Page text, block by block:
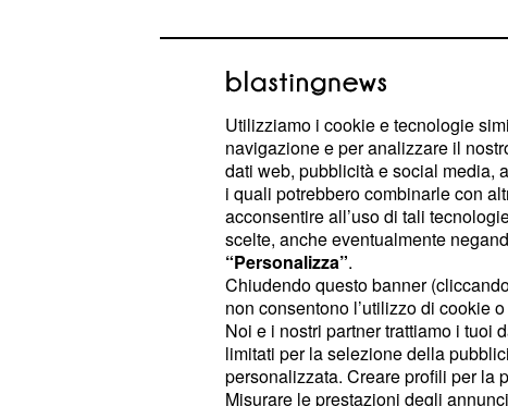
Poco dopo,Shaunaandrà da sua
fare entusiastache ha passato la
senior.Flo però non sarà molto
e disapproverà la scelta della
Utilizziamo i cookie e tecnologie
navigazione e per analizzare il
dati web, pubblicità e social media,
i quali potrebbero combinarle con
acconsentire all’uso di tali
scelte, anche eventualmente
“Personalizza”.
Chiudendo questo banner
non consentono l’utilizzo di cookie
Noi e i nostri partner trattiamo i tuoi
limitati per la selezione della
personalizzata. Creare profili per la
Misurare le prestazioni degli